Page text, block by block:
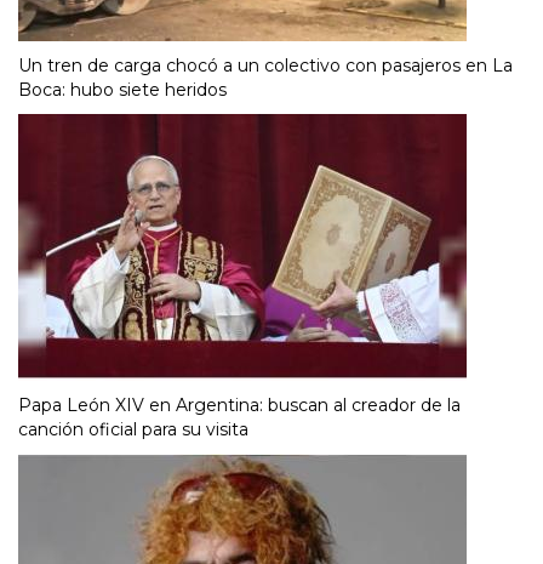
Un tren de carga chocó a un colectivo con pasajeros en La
Boca: hubo siete heridos
Papa León XIV en Argentina: buscan al creador de la
canción oficial para su visita